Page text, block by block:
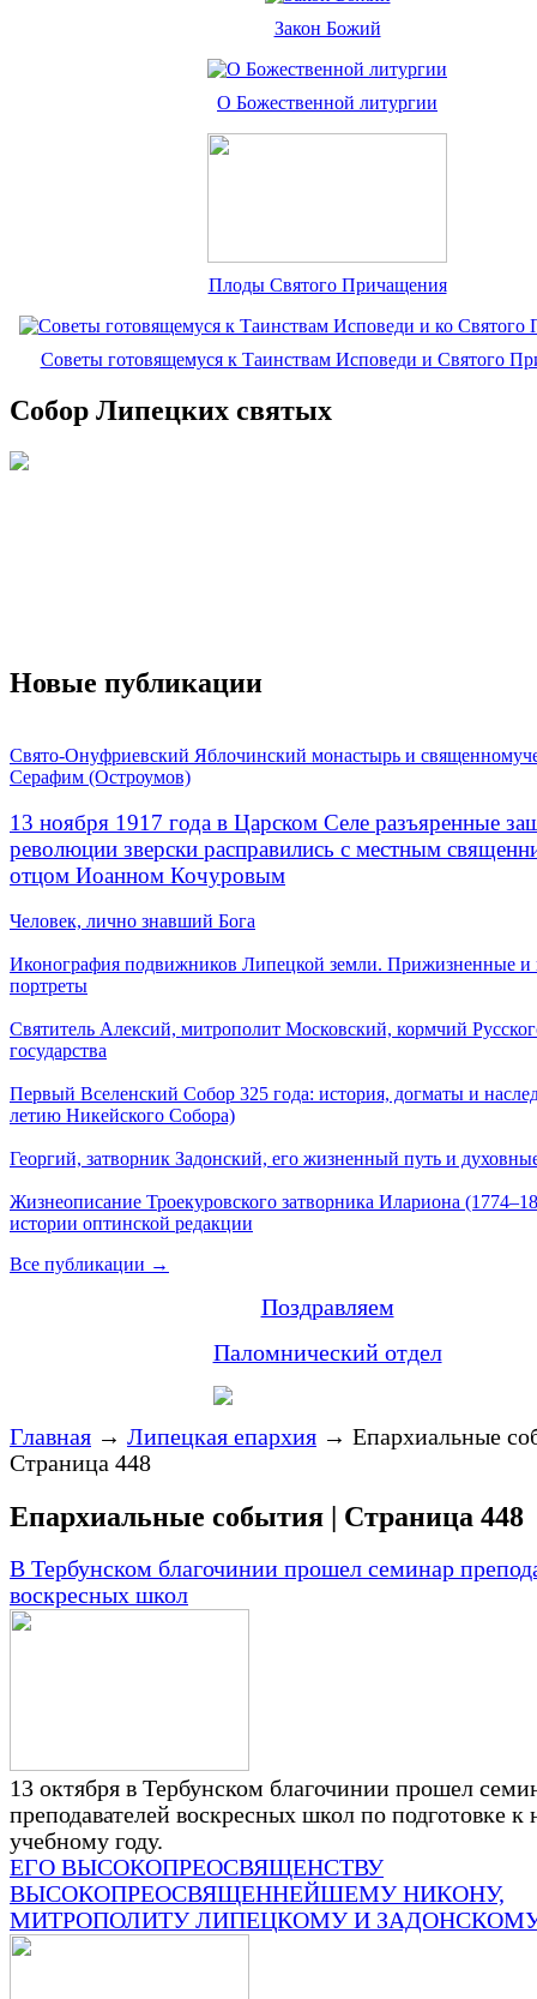
Закон Божий
О Божественной литургии
Плоды Святого Причащения
Советы готовящемуся к Таинствам Исповеди и Святого
Собор Липецких святых
Новые публикации
Свято-Онуфриевский Яблочинский монастырь и
Серафим (Остроумов)
13 ноября 1917 года в Царском Селе разъяренные
революции зверски расправились с местным
отцом Иоанном Кочуровым
Человек, лично знавший Бога
Иконография подвижников Липецкой земли. Прижизненные и
портреты
Святитель Алексий, митрополит Московский, кормчий
государства
Первый Вселенский Собор 325 года: история, догматы и
летию Никейского Собора)
Георгий, затворник Задонский, его жизненный путь и
Жизнеописание Троекуровского затворника Илариона
истории оптинской редакции
Все публикации →
Поздравляем
Паломнический отдел
Главная → Липецкая епархия → Епархиальные
Страница 448
Епархиальные события | Страница 448
В Тербунском благочинии прошел семинар
воскресных школ
13 октября в Тербунском благочинии прошел
преподавателей воскресных школ по подготовке к
учебному году.
ЕГО ВЫСОКОПРЕОСВЯЩЕНСТВУ
ВЫСОКОПРЕОСВЯЩЕННЕЙШЕМУ НИКОНУ,
МИТРОПОЛИТУ ЛИПЕЦКОМУ И